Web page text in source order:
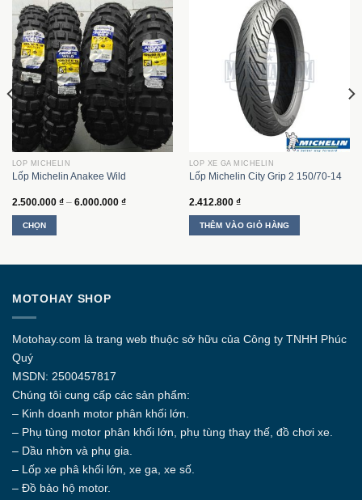
LỐP MICHELIN
Lốp Michelin Anakee Wild
2.500.000 ₫ – 6.000.000 ₫Khoảng
CHỌN
nhiều
biến
thể.
tùy
chọn
có
thể
được
trên
trang
sản
LỐP XE GA MICHELIN
Lốp Michelin City Grip 2 150/70-14
2.412.800 ₫
THÊM VÀO GIỎ HÀNG
MOTOHAY SHOP
Motohay.com là trang web thuộc sở hữu của Công ty TNHH Phúc
Quý
MSDN: 2500457817
Chúng tôi cung cấp các sản phẩm:
– Kinh doanh motor phân khối lớn.
– Phụ tùng motor phân khối lớn, phụ tùng thay thế, đồ chơi xe.
– Dầu nhờn và phụ gia.
– Lốp xe phâ khối lớn, xe ga, xe số.
– Đồ bảo hộ motor.